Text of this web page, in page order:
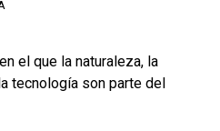
el que la naturaleza, la
tecnología son parte del